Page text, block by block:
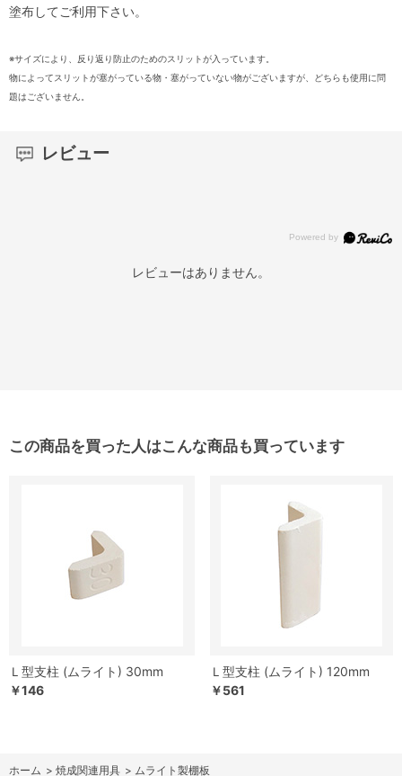
塗布してご利用下さい。
※サイズにより、反り返り防止のためのスリットが入っています。
物によってスリットが塞がっている物・塞がっていない物がございますが、どちらも使用に問
題はございません。
レビュー
レビューはありません。
この商品を買った人はこんな商品も買っています
Ｌ型支柱 (ムライト) 30mm
￥146
Ｌ型支柱 (ムライト) 120mm
￥561
ホーム > 焼成関連用具 > ムライト製棚板